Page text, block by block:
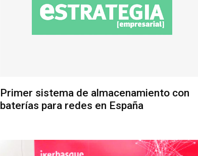
Primer sistema de almacenamiento con
baterías para redes en España